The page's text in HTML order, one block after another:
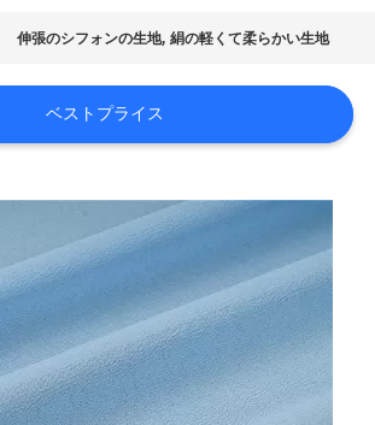
伸張のシフォンの生地,絹の軽くて柔らかい生地
ベストプライス